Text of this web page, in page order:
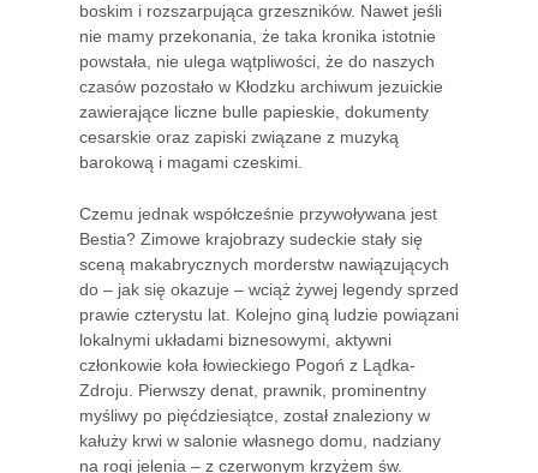
boskim i rozszarpująca grzeszników. Nawet jeśli
nie mamy przekonania, że taka kronika istotnie
powstała, nie ulega wątpliwości, że do naszych
czasów pozostało w Kłodzku archiwum jezuickie
zawierające liczne bulle papieskie, dokumenty
cesarskie oraz zapiski związane z muzyką
barokową i magami czeskimi.
Czemu jednak współcześnie przywoływana jest
Bestia? Zimowe krajobrazy sudeckie stały się
sceną makabrycznych morderstw nawiązujących
do – jak się okazuje – wciąż żywej legendy sprzed
prawie czterystu lat. Kolejno giną ludzie powiązani
lokalnymi układami biznesowymi, aktywni
członkowie koła łowieckiego Pogoń z Lądka-
Zdroju. Pierwszy denat, prawnik, prominentny
myśliwy po pięćdziesiątce, został znaleziony w
kałuży krwi w salonie własnego domu, nadziany
na rogi jelenia – z czerwonym krzyżem św.